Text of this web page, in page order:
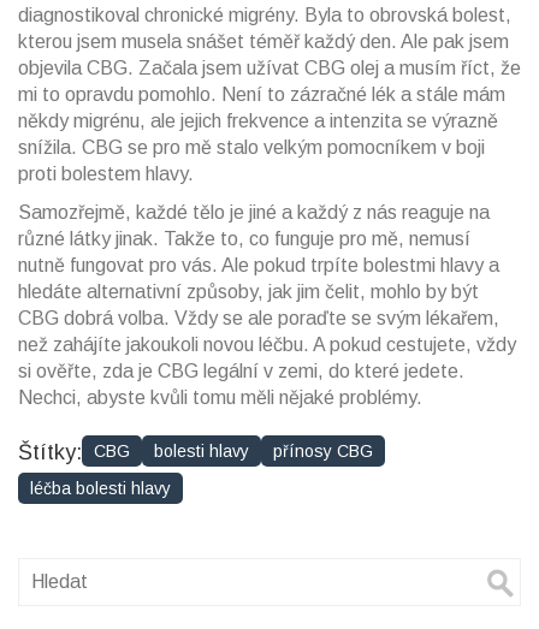
diagnostikoval chronické migrény. Byla to obrovská bolest,
kterou jsem musela snášet téměř každý den. Ale pak jsem
objevila CBG. Začala jsem užívat CBG olej a musím říct, že
mi to opravdu pomohlo. Není to zázračné lék a stále mám
někdy migrénu, ale jejich frekvence a intenzita se výrazně
snížila. CBG se pro mě stalo velkým pomocníkem v boji
proti bolestem hlavy.
Samozřejmě, každé tělo je jiné a každý z nás reaguje na
různé látky jinak. Takže to, co funguje pro mě, nemusí
nutně fungovat pro vás. Ale pokud trpíte bolestmi hlavy a
hledáte alternativní způsoby, jak jim čelit, mohlo by být
CBG dobrá volba. Vždy se ale poraďte se svým lékařem,
než zahájíte jakoukoli novou léčbu. A pokud cestujete, vždy
si ověřte, zda je CBG legální v zemi, do které jedete.
Nechci, abyste kvůli tomu měli nějaké problémy.
Štítky: CBG bolesti hlavy
přínosy CBG
léčba bolesti hlavy